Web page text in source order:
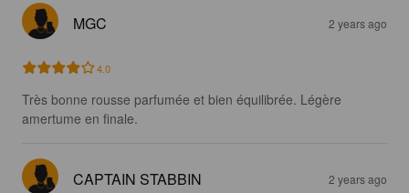
MGC 2 years ago
4.0
Très bonne rousse parfumée et bien équilibrée. Légère
amertume en finale.
CAPTAIN STABBIN 2 years ago